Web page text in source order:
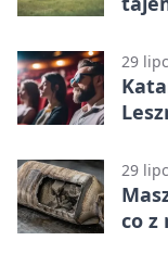
29
29
co z